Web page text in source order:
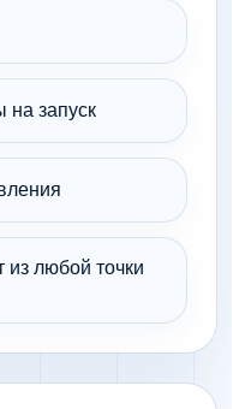
на запуск
из любой точки